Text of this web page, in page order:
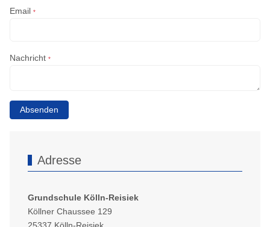
Email*
Nachricht*
Absenden
Adresse
Grundschule Kölln-Reisiek
Köllner Chaussee 129